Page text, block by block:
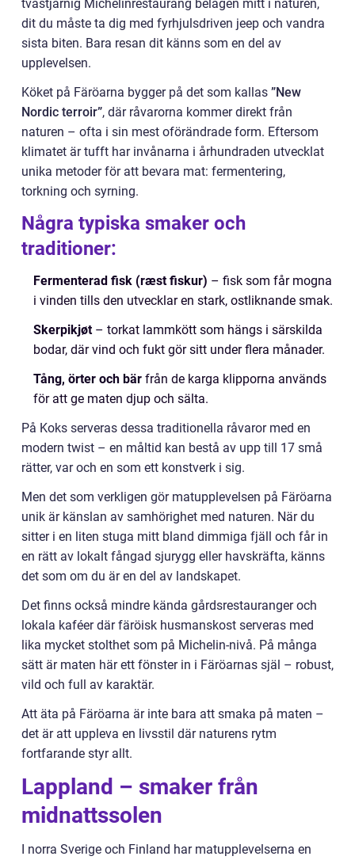
tvåstjärnig Michelinrestaurang belägen mitt i naturen,
dit du måste ta dig med fyrhjulsdriven jeep och vandra
sista biten. Bara resan dit känns som en del av
upplevelsen.
Köket på Färöarna bygger på det som kallas ”New
Nordic terroir”, där råvarorna kommer direkt från
naturen – ofta i sin mest oförändrade form. Eftersom
klimatet är tufft har invånarna i århundraden utvecklat
unika metoder för att bevara mat: fermentering,
torkning och syrning.
Några typiska smaker och
traditioner:
Fermenterad fisk (ræst fiskur) – fisk som får mogna
i vinden tills den utvecklar en stark, ostliknande smak.
Skerpikjøt– torkat lammkött som hängs i särskilda
bodar, där vind och fukt gör sitt under flera månader.
Tång, örter och bär från de karga klipporna används
för att ge maten djup och sälta.
På Koks serveras dessa traditionella råvaror med en
modern twist – en måltid kan bestå av upp till 17 små
rätter, var och en som ett konstverk i sig.
Men det som verkligen gör matupplevelsen på Färöarna
unik är känslan av samhörighet med naturen. När du
sitter i en liten stuga mitt bland dimmiga fjäll och får in
en rätt av lokalt fångad sjurygg eller havskräfta, känns
det som om du är en del av landskapet.
Det finns också mindre kända gårdsrestauranger och
lokala kaféer där färöisk husmanskost serveras med
lika mycket stolthet som på Michelin-nivå. På många
sätt är maten här ett fönster in i Färöarnas själ – robust,
vild och full av karaktär.
Att äta på Färöarna är inte bara att smaka på maten –
det är att uppleva en livsstil där naturens rytm
fortfarande styr allt.
Lappland – smaker från
midnattssolen
I norra Sverige och Finland har matupplevelserna en